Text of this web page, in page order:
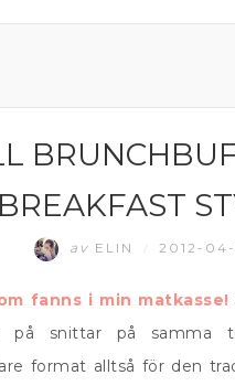
BREAKFAST
av ELIN 2012-04-
fanns i min matkasse!
snittar på samma
format alltså för den